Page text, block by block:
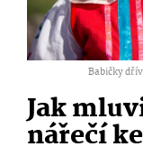
Babičky
Jak
nářečí